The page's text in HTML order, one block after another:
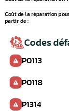
Coût de la réparation
partir de :
Codes
P0113
P0118
P1314